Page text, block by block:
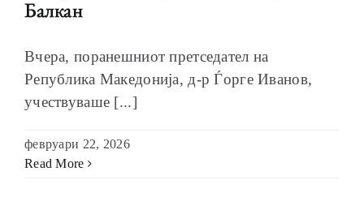
Балкан
Вчера, поранешниот претседател на
Република Македонија, д-р Ѓорге Иванов,
учествуваше [...]
февруари 22, 2026
Read More